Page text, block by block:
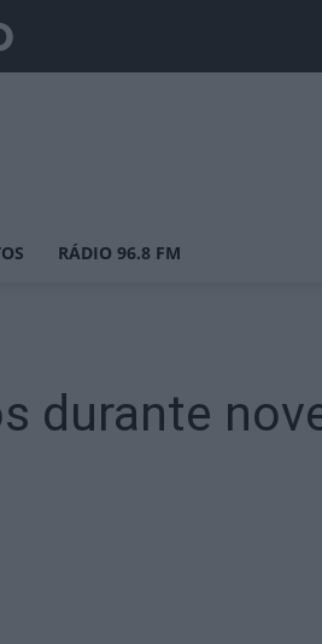
RÁDIO 96.8 FM
durante